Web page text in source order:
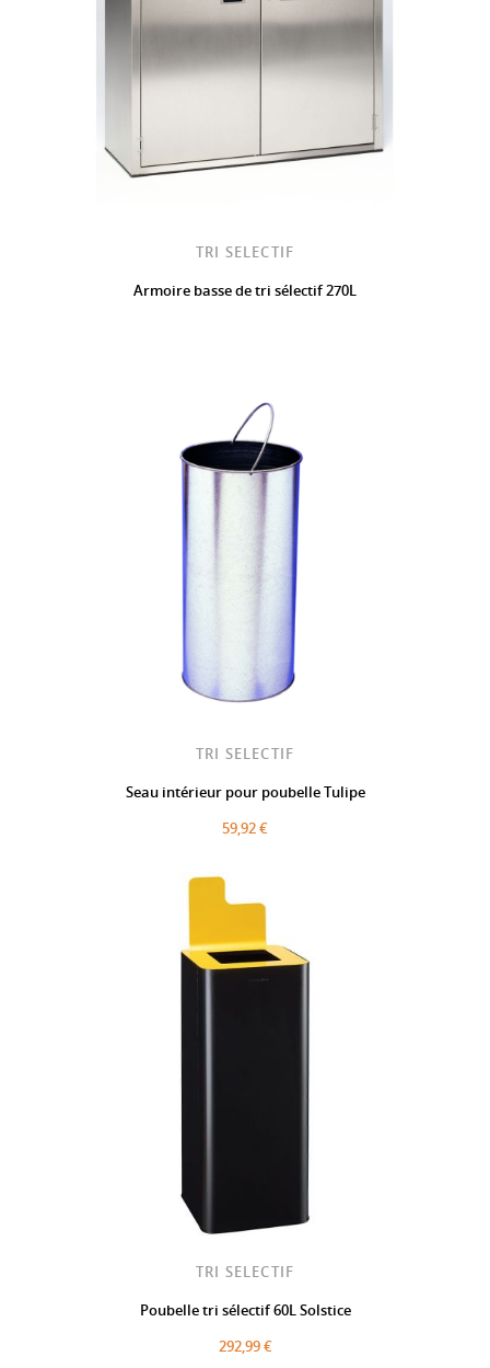
TRI SELECTIF
Armoire basse de tri sélectif 270L
TRI SELECTIF
Seau intérieur pour poubelle Tulipe
59,92 €
TRI SELECTIF
Poubelle tri sélectif 60L Solstice
292,99 €